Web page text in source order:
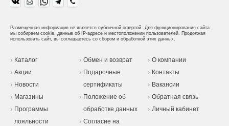
Размещенная информация не является публичной офертой. Для функционирования сайта
мы собираем cookie, данные об IP-адресе и местоположении пользователей. Продолжая
использовать сайт, вы соглашаетесь со сбором и обработкой этих данных.
Каталог
Акции
Новости
Магазины
Программы
лояльности
Обмен и возврат
Подарочные
сертификаты
Положение об
обработке данных
Согласие на
О компании
Контакты
Вакансии
Обратная связь
Личный кабинет